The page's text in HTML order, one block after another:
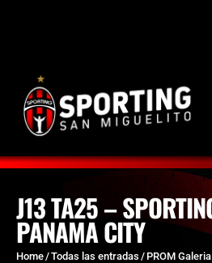
J13 TA25 –
PANAMA CITY
Home Todas las entradas
PROM Galeria
NUESTRO CLUB
Noticias
Responsabilidad
Tiendita Rojinegra